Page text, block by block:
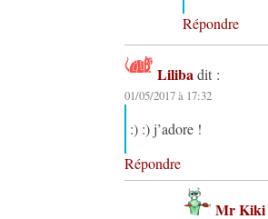
Répondre
Liliba dit :
01/05/2017 à 17:32
:) :) j’adore !
Répondre
Mr Kiki